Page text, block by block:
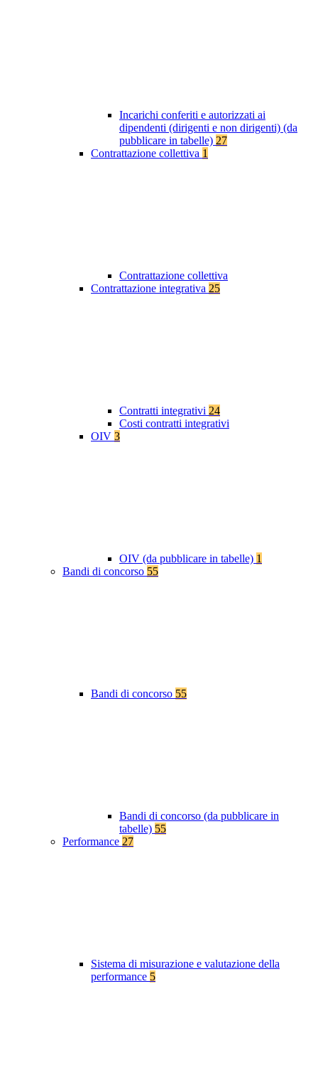
Incarichi conferiti e autorizzati ai
dipendenti (dirigenti e non dirigenti) (da
pubblicare in tabelle) 27
Contrattazione collettiva 1
Contrattazione collettiva
Contrattazione integrativa 25
Contratti integrativi 24
Costi contratti integrativi
OIV 3
OIV (da pubblicare in tabelle) 1
Bandi di concorso 55
Bandi di concorso 55
Bandi di concorso (da pubblicare in
tabelle) 55
Performance 27
Sistema di misurazione e valutazione della
performance 5